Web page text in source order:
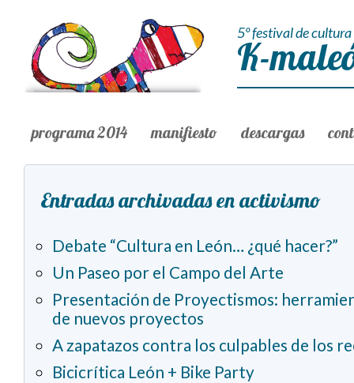
5º festival de
K-
programa 2014 manifiesto descargas
Entradas archivadas en activismo
Debate “Cultura en León… ¿qué hacer?”
Un Paseo por el Campo del Arte
Presentación de Proyectismos:
de nuevos proyectos
A zapatazos contra los culpables de los
Bicicrítica León + Bike Party